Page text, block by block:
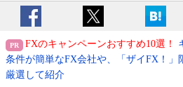
FXのキャンペーンおすすめ10選！
条件が簡単なFX会社や、「ザイFX！」
厳選して紹介